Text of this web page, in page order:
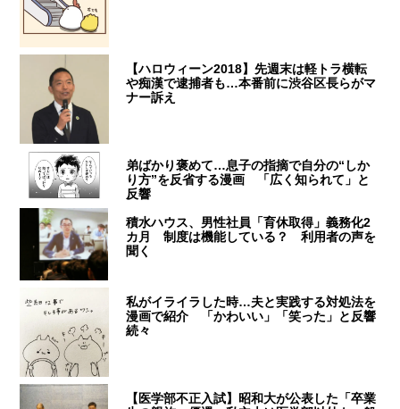
【ハロウィーン2018】先週末は軽トラ横転
や痴漢で逮捕者も…本番前に渋谷区長らがマ
ナー訴え
弟ばかり褒めて…息子の指摘で自分の“しか
り方”を反省する漫画 「広く知られて」と
反響
積水ハウス、男性社員「育休取得」義務化2
カ月 制度は機能している？ 利用者の声を
聞く
私がイライラした時…夫と実践する対処法を
漫画で紹介 「かわいい」「笑った」と反響
続々
【医学部不正入試】昭和大が公表した「卒業